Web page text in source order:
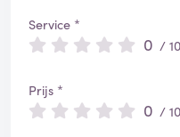
Service *
0 / 10
Prijs *
0 / 10